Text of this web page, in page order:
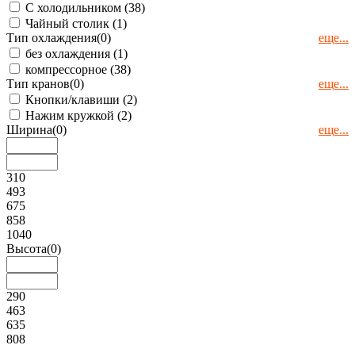
С холодильником (38)
Чайный столик (1)
еще...
Тип охлаждения(0)
без охлаждения (1)
компрессорное (38)
еще...
Тип кранов(0)
Кнопки/клавиши (2)
Нажим кружкой (2)
еще...
Ширина(0)
310
493
675
858
1040
Высота(0)
290
463
635
808